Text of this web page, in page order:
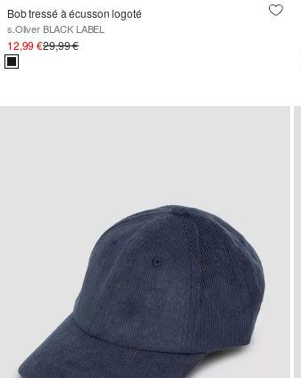
Bob tressé à écusson logoté
s.Oliver BLACK LABEL
12,99 €29,99 €